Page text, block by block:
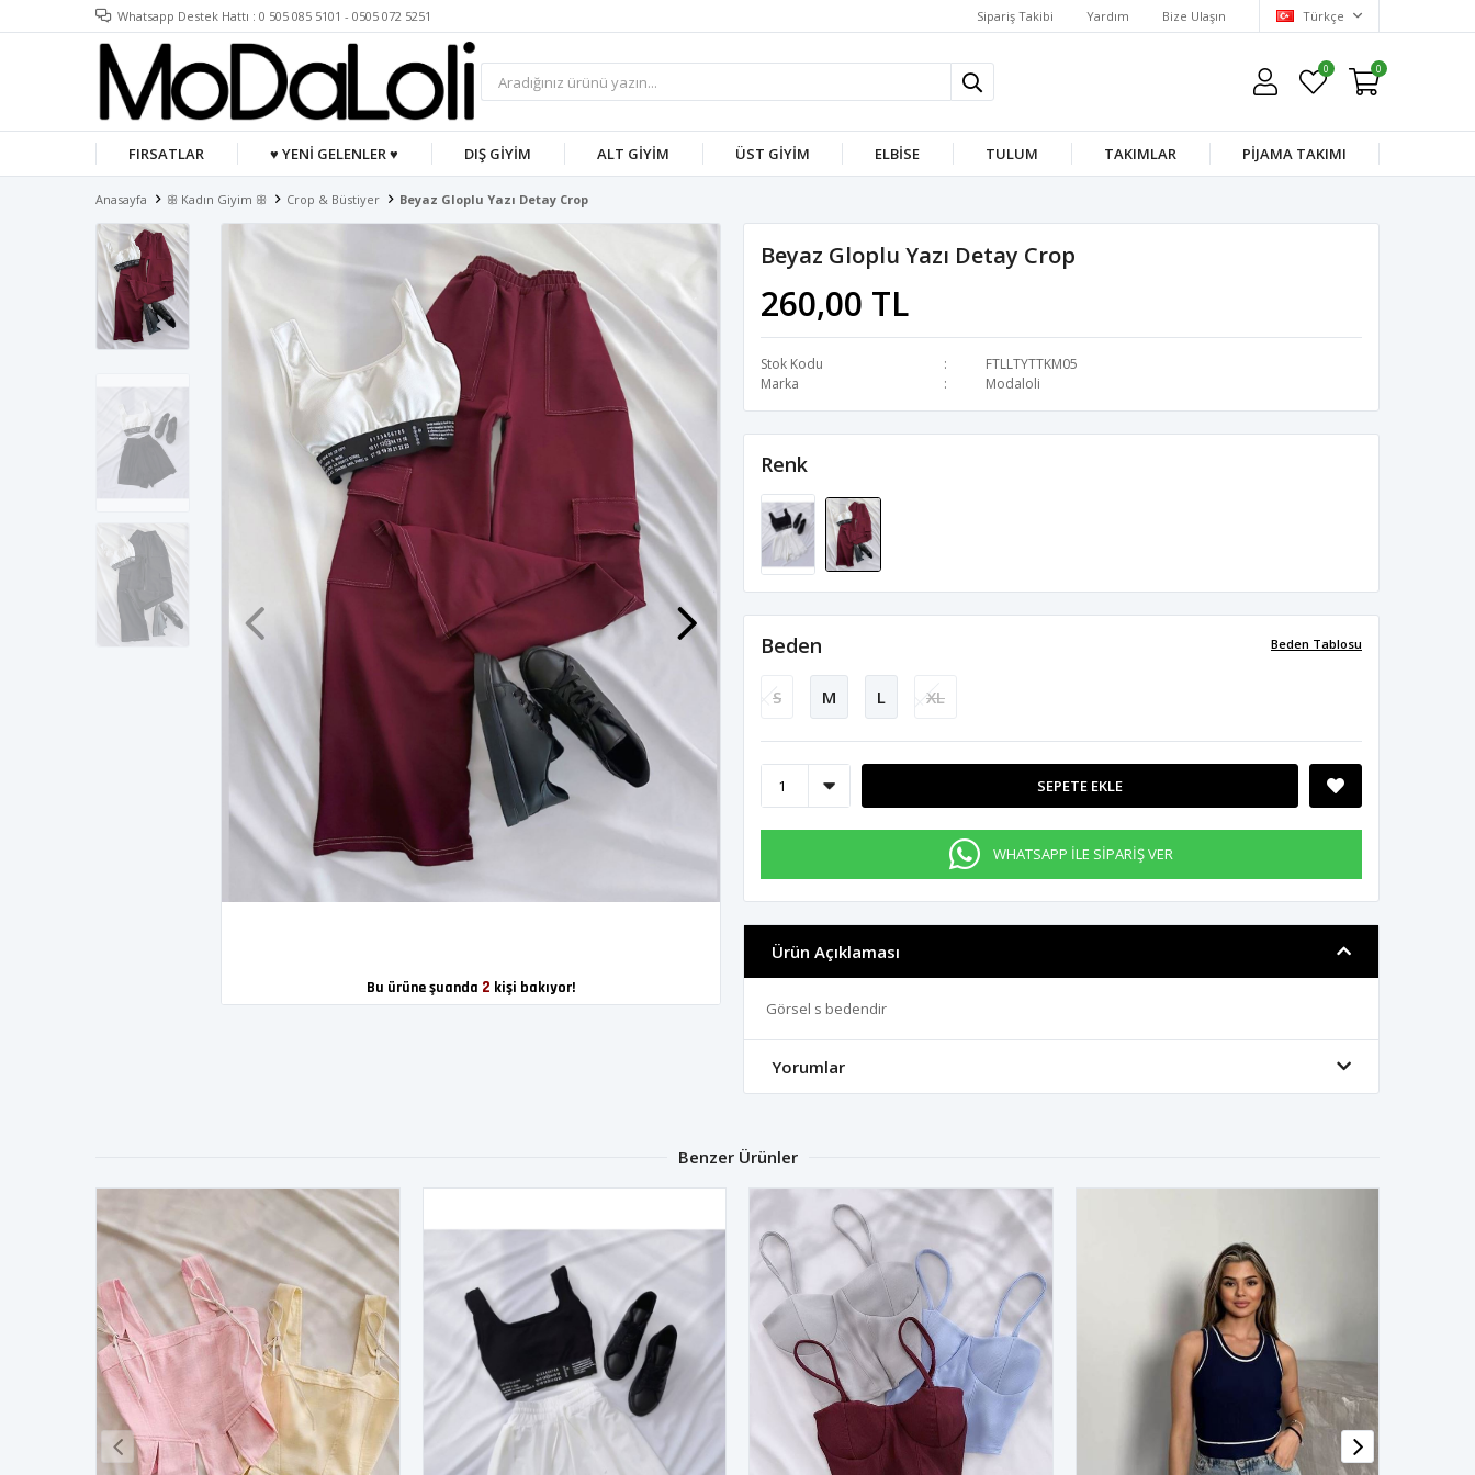
Whatsapp Destek Hattı : 0 505 085 5101 - 0505 072 5251 Sipariş Takibi Yardım Bize Ulaşın Türkçe
0 0
FIRSATLAR ♥ YENİ GELENLER ♥ DIŞ GİYİM ALT GİYİM ÜST GİYİM ELBİSE TULUM TAKIMLAR PİJAMA TAKIMI
Anasayfa ꕥ Kadın Giyim ꕥ Crop & Büstiyer Beyaz Gloplu Yazı Detay Crop
Bu ürüne şuanda 2 kişi bakıyor!
Beyaz Gloplu Yazı Detay Crop
260,00 TL
Stok Kodu
FTLLTYTTKM05
Marka
Modaloli
Renk
Beden Tablosu
Beden
S M L XL
SEPETE EKLE
WHATSAPP İLE SİPARİŞ VER
Ürün Açıklaması
Görsel s bedendir
Yorumlar
Benzer Ürünler